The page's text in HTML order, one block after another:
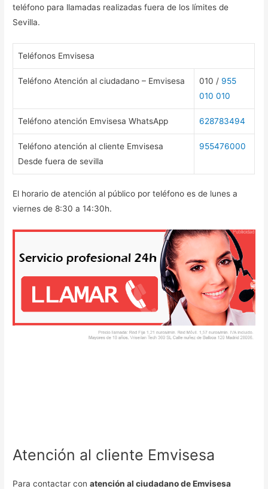
teléfono para llamadas realizadas fuera de los límites de
Sevilla.
Teléfonos Emvisesa
Teléfono Atención al ciudadano – Emvisesa 010 / 955
010 010
Teléfono atención Emvisesa WhatsApp 628783494
Teléfono atención al cliente Emvisesa
Desde fuera de sevilla
955476000
El horario de atención al público por teléfono es de lunes a
viernes de 8:30 a 14:30h.
Atención al cliente Emvisesa
Para contactar conatención al ciudadano de Emvisesa